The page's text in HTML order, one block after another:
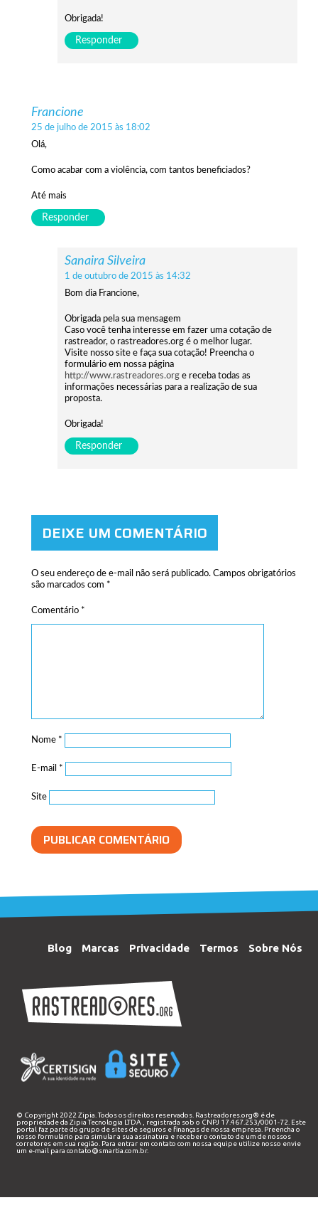
Obrigada!
Responder
Francione
25 de julho de 2015 às 18:02
Olá,
Como acabar com a violência, com tantos beneficiados?
Até mais
Responder
Sanaira Silveira
1 de outubro de 2015 às 14:32
Bom dia Francione,
Obrigada pela sua mensagem
Caso você tenha interesse em fazer uma cotação de
rastreador, o rastreadores.org é o melhor lugar.
Visite nosso site e faça sua cotação! Preencha o
formulário em nossa página
http://www.rastreadores.org e receba todas as
informações necessárias para a realização de sua
proposta.
Obrigada!
Responder
DEIXE UM COMENTÁRIO
O seu endereço de e-mail não será publicado. Campos obrigatórios
são marcados com *
Comentário *
Nome *
E-mail *
Site
Blog Marcas Privacidade Termos Sobre Nós
© Copyright 2022 Zipia. Todos os direitos reservados. Rastreadores.org® é de
propriedade daZipia Tecnologia LTDA , registrada sob o CNPJ 17.467.253/0001-72. Este
portal faz parte do grupo de sites de seguros e finanças de nossa empresa. Preencha o
nosso formulário para simular a sua assinatura e receber o contato de um de nossos
corretores em sua região. Para entrar em contato com nossa equipe utilize nosso envie
um e-mail paracontato@smartia.com.br.